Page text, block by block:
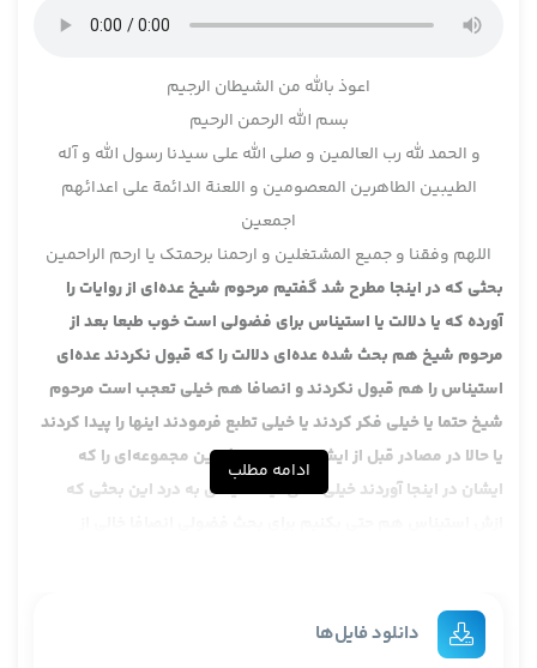
اعوذ بالله من الشیطان الرجیم
بسم الله الرحمن الرحیم
و الحمد لله رب العالمین و صلی الله علی سیدنا رسول الله و آله
الطیبین الطاهرین المعصومین و اللعنة الدائمة علی اعدائهم
اجمعین
اللهم وفقنا و جمیع المشتغلین و ارحمنا برحمتک یا ارحم الراحمین
بحثی که در اینجا مطرح شد گفتیم مرحوم شیخ عده‌ای از روایات را
آورده که یا دلالت یا استیناس برای فضولی است خوب طبعا بعد از
مرحوم شیخ هم بحث شده عده‌ای دلالت را که قبول نکردند عده‌ای
استیناس را هم قبول نکردند و انصافا هم خیلی تعجب است مرحوم
شیخ حتما یا خیلی فکر کردند یا خیلی تطبع فرمودند اینها را پیدا کردند
یا حالا در مصادر قبل از ایشان بوده انصافا این مجموعه‌ای را که
ایشان در اینجا آوردند خیلی مالی نیست یعنی به درد این بحثی که
این می‌شود فضولی و با اجازه درست می‌شود بعضی از روایاتش این
است .
ادامه مطلب
دانلود فایل‌ها